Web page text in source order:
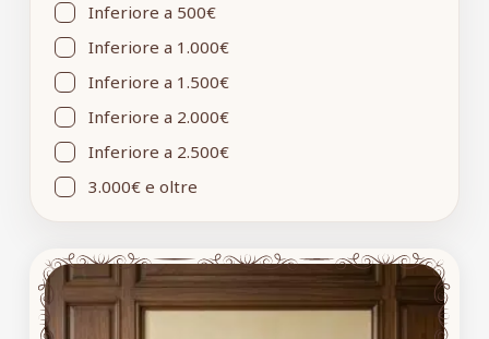
Inferiore a 500€
Inferiore a 1.000€
Inferiore a 1.500€
Inferiore a 2.000€
Inferiore a 2.500€
3.000€ e oltre